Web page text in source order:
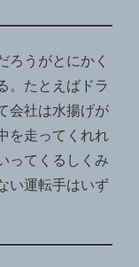
ろうがとにかく
。たとえばドラ
会社は水揚げが
を走ってくれれ
ってくるしくみ
い運転手はいず